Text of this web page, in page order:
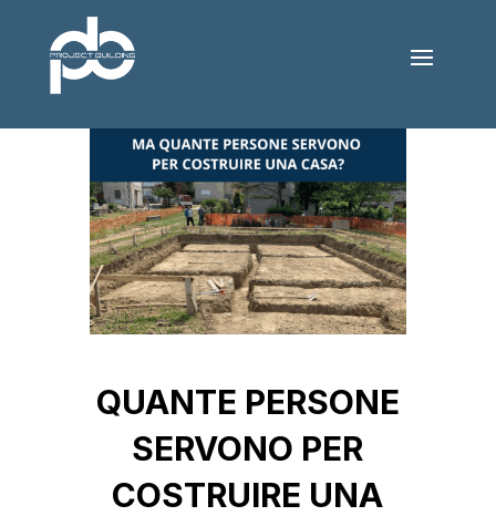
QUANTE PERSONE
SERVONO PER
COSTRUIRE UNA